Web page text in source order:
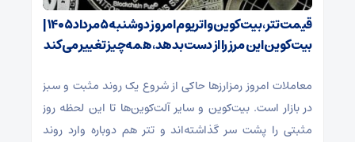
قیمت تتر، بیت‌کوین و اتریوم امروز دوشنبه ۵ مرداد ۱۴۰۵ |
بیت‌کوین این مرز را از دست بدهد، همه‌چیز تغییر می‌کند
معاملات امروز رمزارز‌ها حاکی از شروع یک روند مثبت و سبز
در بازار است. بیت‌کوین و سایر آلت‌کوین‌ها تا این لحظه روز
مثبتی را پشت سر گذاشته‌اند و تتر هم دوباره وارد روند